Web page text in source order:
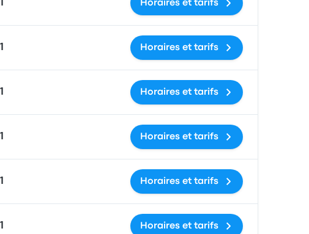
1 Horaires et tarifs
1 Horaires et tarifs
1 Horaires et tarifs
1 Horaires et tarifs
1 Horaires et tarifs
1 Horaires et tarifs